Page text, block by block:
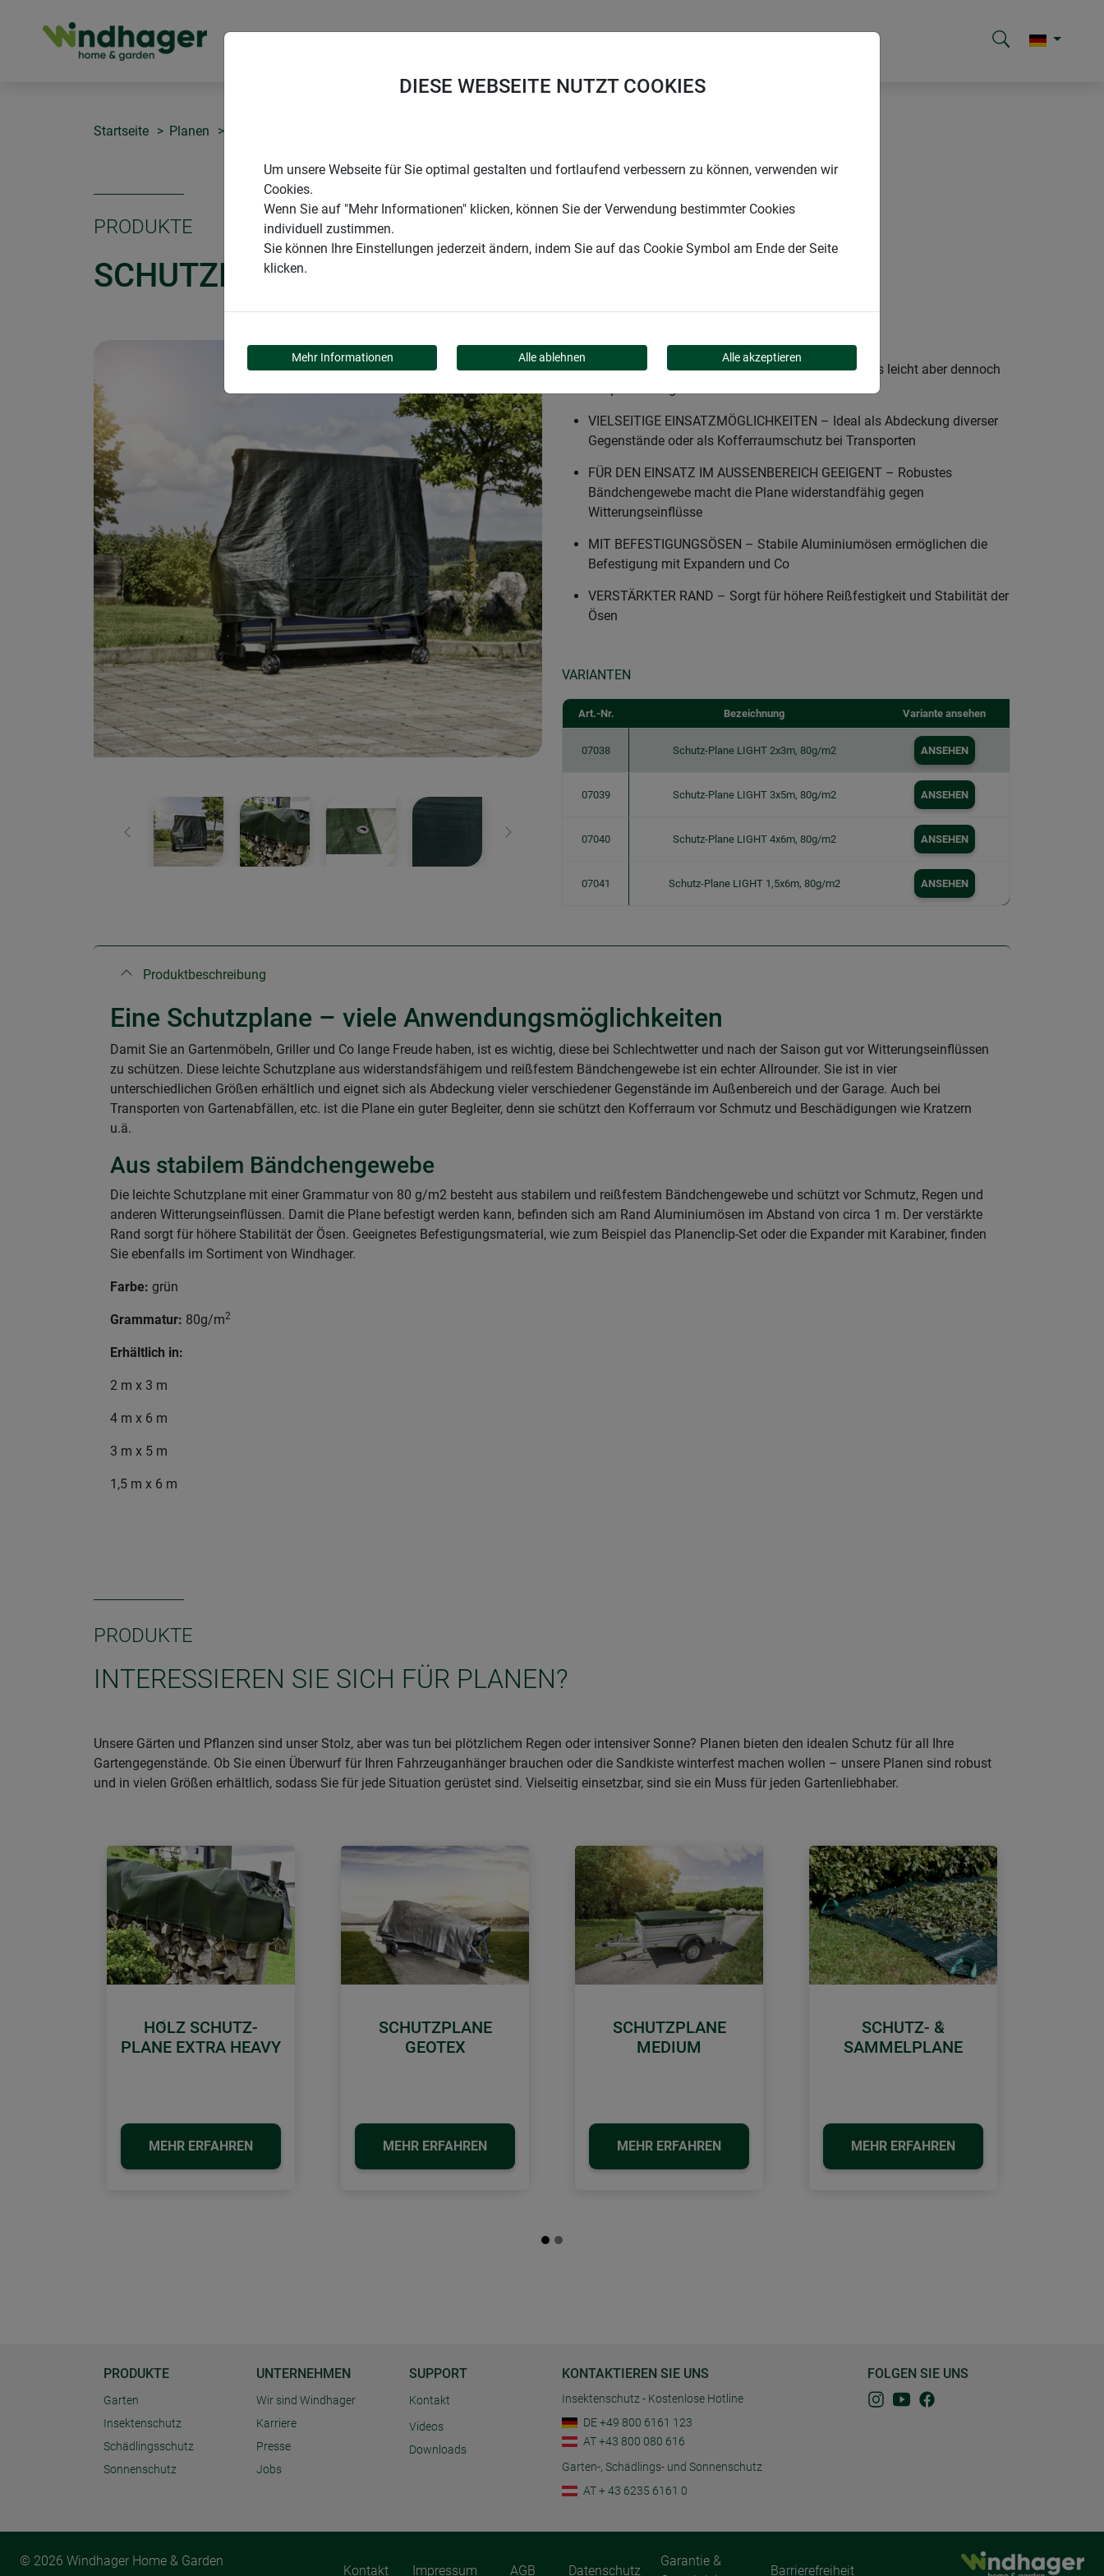
Startseite Planen
PRODUKTE
SCHUTZPLANE LIGHT
Zurück Weiter
LEICHTE SCHUTZPLANE – Die Plane ist besonders leicht aber dennoch
VIELSEITIGE EINSATZMÖGLICHKEITEN – Ideal als Abdeckung diverser
Gegenstände oder als Kofferraumschutz bei Transporten
FÜR DEN EINSATZ IM AUSSENBEREICH GEEIGENT – Robustes
Bändchengewebe macht die Plane widerstandfähig gegen
Witterungseinflüsse
MIT BEFESTIGUNGSÖSEN – Stabile Aluminiumösen ermöglichen die
Befestigung mit Expandern und Co
VERSTÄRKTER RAND – Sorgt für höhere Reißfestigkeit und Stabilität der
Ösen
VARIANTEN
Art.-Nr. Bezeichnung Variante ansehen
07038 Schutz-Plane LIGHT 2x3m, 80g/m2 ANSEHEN
07039 Schutz-Plane LIGHT 3x5m, 80g/m2 ANSEHEN
07040 Schutz-Plane LIGHT 4x6m, 80g/m2 ANSEHEN
07041 Schutz-Plane LIGHT 1,5x6m, 80g/m2 ANSEHEN
Produktbeschreibung
Eine Schutzplane – viele Anwendungsmöglichkeiten
Damit Sie an Gartenmöbeln, Griller und Co lange Freude haben, ist es wichtig, diese bei Schlechtwetter und nach der Saison gut vor Witterungseinflüssen
zu schützen. Diese leichte Schutzplane aus widerstandsfähigem und reißfestem Bändchengewebe ist ein echter Allrounder. Sie ist in vier
unterschiedlichen Größen erhältlich und eignet sich als Abdeckung vieler verschiedener Gegenstände im Außenbereich und der Garage. Auch bei
Transporten von Gartenabfällen, etc. ist die Plane ein guter Begleiter, denn sie schützt den Kofferraum vor Schmutz und Beschädigungen wie Kratzern
u.ä.
Aus stabilem Bändchengewebe
Die leichte Schutzplane mit einer Grammatur von 80 g/m2 besteht aus stabilem und reißfestem Bändchengewebe und schützt vor Schmutz, Regen und
anderen Witterungseinflüssen. Damit die Plane befestigt werden kann, befinden sich am Rand Aluminiumösen im Abstand von circa 1 m. Der verstärkte
Rand sorgt für höhere Stabilität der Ösen. Geeignetes Befestigungsmaterial, wie zum Beispiel das Planenclip-Set oder die Expander mit Karabiner, finden
Sie ebenfalls im Sortiment von Windhager.
Farbe: grün
Grammatur: 80g/m2
Erhältlich in:
2 m x 3 m
4 m x 6 m
3 m x 5 m
1,5 m x 6 m
PRODUKTE
INTERESSIEREN SIE SICH FÜR PLANEN?
Unsere Gärten und Pflanzen sind unser Stolz, aber was tun bei plötzlichem Regen oder intensiver Sonne? Planen bieten den idealen Schutz für all Ihre
Gartengegenstände. Ob Sie einen Überwurf für Ihren Fahrzeuganhänger brauchen oder die Sandkiste winterfest machen wollen – unsere Planen sind robust
und in vielen Größen erhältlich, sodass Sie für jede Situation gerüstet sind. Vielseitig einsetzbar, sind sie ein Muss für jeden Gartenliebhaber.
HOLZ SCHUTZ-
PLANE EXTRA HEAVY
MEHR ERFAHREN
SCHUTZPLANE
GEOTEX
MEHR ERFAHREN
SCHUTZPLANE
MEDIUM
MEHR ERFAHREN
SCHUTZ- &
SAMMELPLANE
MEHR ERFAHREN
Zurück Weiter
PRODUKTE
Garten
Insektenschutz
Schädlingsschutz
Sonnenschutz
UNTERNEHMEN
Wir sind Windhager
Karriere
Presse
Jobs
SUPPORT
Kontakt
Videos
Downloads
KONTAKTIEREN SIE UNS
Insektenschutz - Kostenlose Hotline
DE +49 800 6161 123
AT +43 800 080 616
Garten-, Schädlings- und Sonnenschutz
AT + 43 6235 6161 0
FOLGEN SIE UNS
© 2026 Windhager Home & Garden
Kontakt Impressum AGB Datenschutz
Garantie &
Barrierefreiheit
DIESE WEBSEITE NUTZT COOKIES
Um unsere Webseite für Sie optimal gestalten und fortlaufend verbessern zu können, verwenden wir
Cookies.
Wenn Sie auf "Mehr Informationen" klicken, können Sie der Verwendung bestimmter Cookies
individuell zustimmen.
Sie können Ihre Einstellungen jederzeit ändern, indem Sie auf das Cookie Symbol am Ende der Seite
klicken.
Mehr Informationen Alle ablehnen Alle akzeptieren